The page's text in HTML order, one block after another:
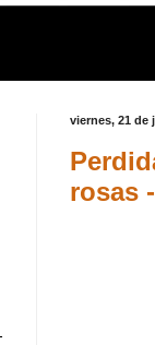
viernes, 21 de
rosas